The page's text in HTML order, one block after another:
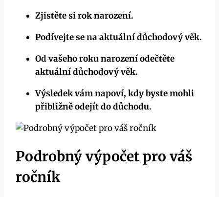
Zjistěte si rok narození.
Podívejte se na aktuální důchodový věk.
Od vašeho roku narození odečtěte
aktuální důchodový věk.
Výsledek vám napoví, kdy byste mohli
přibližně odejít do důchodu.
Podrobný výpočet pro váš
ročník